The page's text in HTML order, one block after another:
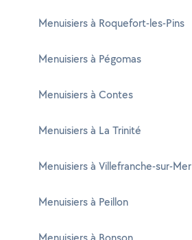
Menuisiers à Roquefort-les-Pins
Menuisiers à Pégomas
Menuisiers à Contes
Menuisiers à La Trinité
Menuisiers à Villefranche-sur-Mer
Menuisiers à Peillon